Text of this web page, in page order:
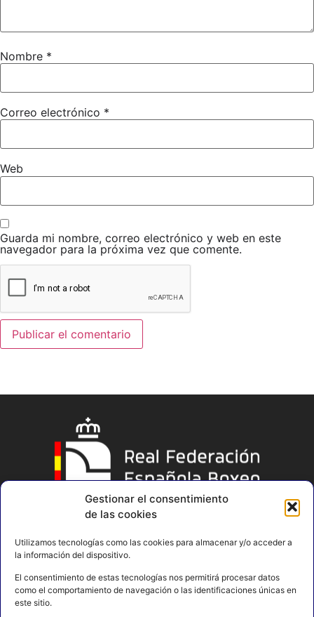
Gestionar el consentimiento
de las cookies
Utilizamos tecnologías como las cookies para almacenar y/o acceder a
la información del dispositivo.
El consentimiento de estas tecnologías nos permitirá procesar datos
como el comportamiento de navegación o las identificaciones únicas en
este sitio.
Nombre *
Correo electrónico *
Web
Guarda mi nombre, correo electrónico y web en este
navegador para la próxima vez que comente.